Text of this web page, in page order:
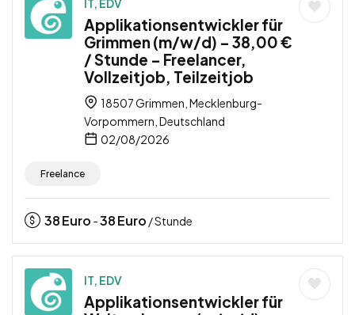
IT, EDV
Applikationsentwickler für
Grimmen (m/w/d) – 38,00 €
/ Stunde – Freelancer,
Vollzeitjob, Teilzeitjob
18507 Grimmen, Mecklenburg-
Vorpommern, Deutschland
02/08/2026
Freelance
38Euro -38Euro / Stunde
IT, EDV
Applikationsentwickler für